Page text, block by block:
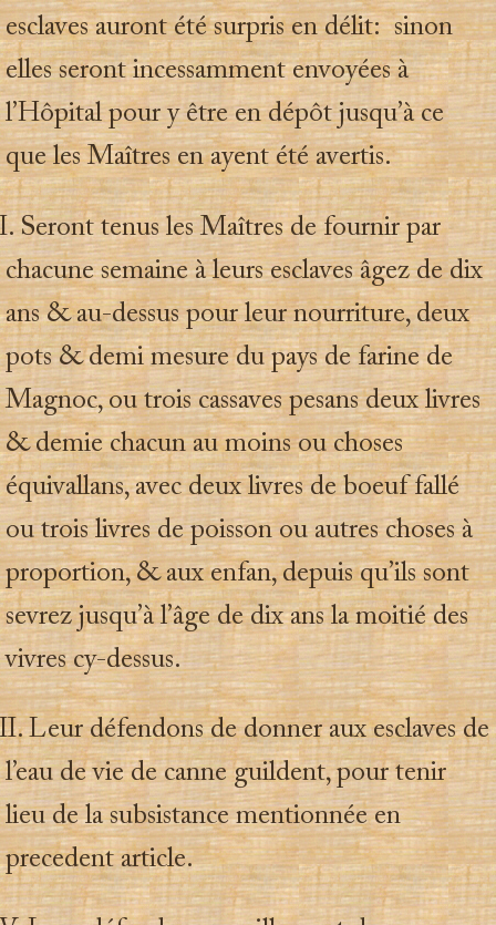
esclaves auront été surpris en délit: sinon
elles seront incessamment envoyées à
l’Hôpital pour y être en dépôt jusqu’à ce
que les Maîtres en ayent été avertis.
Seront tenus les Maîtres de fournir par
chacune semaine à leurs esclaves âgez de dix
ans & au-dessus pour leur nourriture, deux
pots & demi mesure du pays de farine de
Magnoc, ou trois cassaves pesans deux livres
& demie chacun au moins ou choses
équivallans, avec deux livres de boeuf fallé
ou trois livres de poisson ou autres choses à
proportion, & aux enfan, depuis qu’ils sont
sevrez jusqu’à l’âge de dix ans la moitié des
vivres cy-dessus.
Leur défendons de donner aux esclaves de
l’eau de vie de canne guildent, pour tenir
lieu de la subsistance mentionnée en
precedent article.